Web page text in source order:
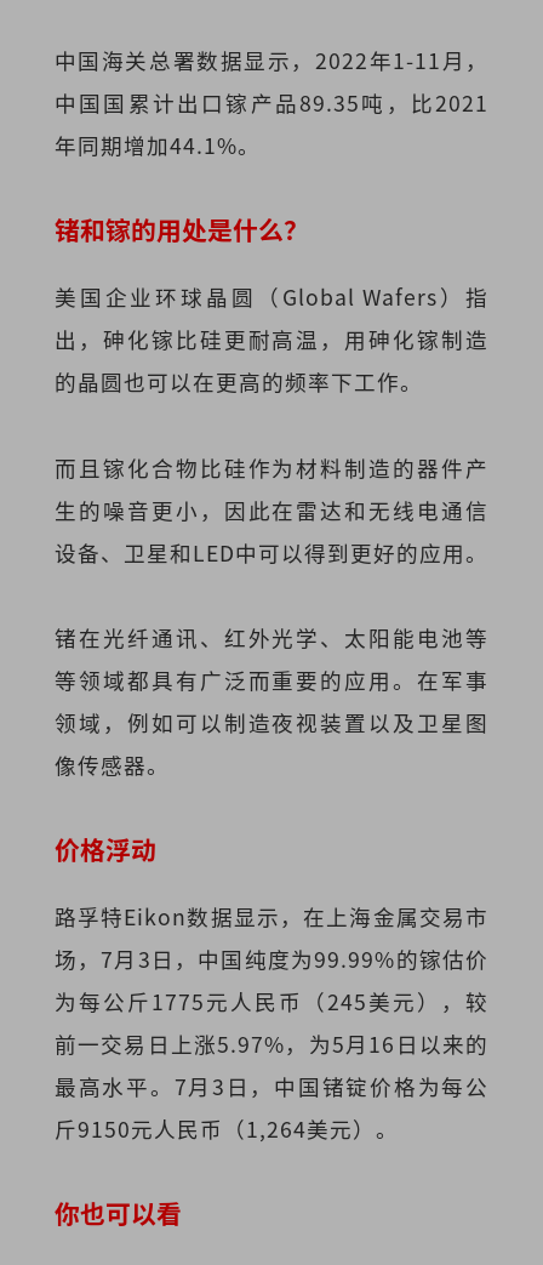
中国海关总署数据显示，2022年1-11月，
中国国累计出口镓产品89.35吨，比2021
年同期增加44.1%。
锗和镓的用处是什么？
美国企业环球晶圆（Global Wafers）指
出，砷化镓比硅更耐高温，用砷化镓制造
的晶圆也可以在更高的频率下工作。
而且镓化合物比硅作为材料制造的器件产
生的噪音更小，因此在雷达和无线电通信
设备、卫星和LED中可以得到更好的应用。
锗在光纤通讯、红外光学、太阳能电池等
等领域都具有广泛而重要的应用。在军事
领域，例如可以制造夜视装置以及卫星图
像传感器。
价格浮动
路孚特Eikon数据显示，在上海金属交易市
场，7月3日，中国纯度为99.99%的镓估价
为每公斤1775元人民币（245美元），较
前一交易日上涨5.97%，为5月16日以来的
最高水平。7月3日，中国锗锭价格为每公
斤9150元人民币（1,264美元）。
你也可以看